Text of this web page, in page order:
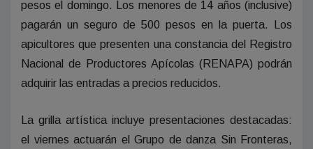
pesos el domingo. Los menores de 14 años (inclusive)
pagarán un seguro de 500 pesos en la puerta. Los
apicultores que presenten una constancia del Registro
Nacional de Productores Apícolas (RENAPA) podrán
adquirir las entradas a precios reducidos.
La grilla artística incluye presentaciones destacadas:
el viernes actuarán el Grupo de danza Sin Fronteras,